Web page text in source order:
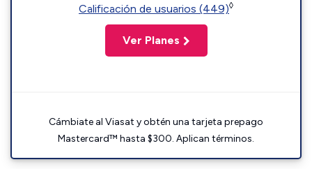
Calificación de usuarios (449)◊
Ver Planes
Cámbiate al Viasat y obtén una tarjeta prepago
Mastercard™ hasta $300. Aplican términos.